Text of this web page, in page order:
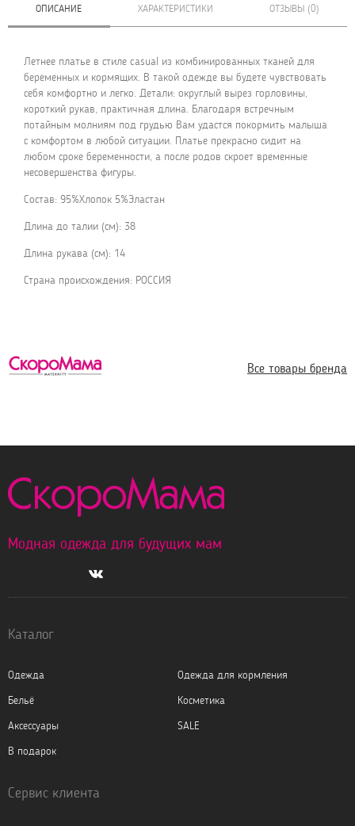
ОПИСАНИЕ ХАРАКТЕРИСТИКИ ОТЗЫВЫ (0)
Летнее платье в стиле casual из комбинированных тканей для
беременных и кормящих. В такой одежде вы будете чувствовать
себя комфортно и легко. Детали: округлый вырез горловины,
короткий рукав, практичная длина. Благодаря встречным
потайным молниям под грудью Вам удастся покормить малыша
с комфортом в любой ситуации. Платье прекрасно сидит на
любом сроке беременности, а после родов скроет временные
несовершенства фигуры.
Состав: 95%Хлопок 5%Эластан
Длина до талии (см): 38
Длина рукава (см): 14
Страна происхождения: РОССИЯ
Все товары бренда
Модная одежда для будущих мам
Каталог
Одежда
Одежда для кормления
Бельё
Косметика
Аксессуары
SALE
В подарок
Сервис клиента